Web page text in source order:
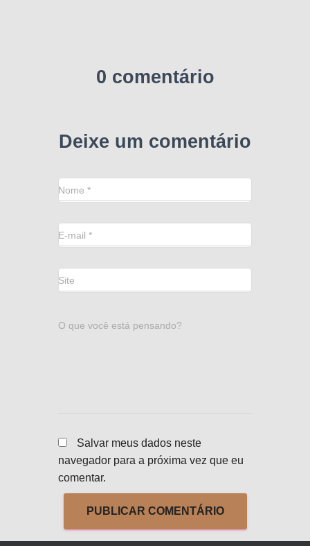
0 comentário
Deixe um comentário
Nome *
E-mail *
Site
O que você está pensando?
Salvar meus dados neste
navegador para a próxima vez que eu
comentar.